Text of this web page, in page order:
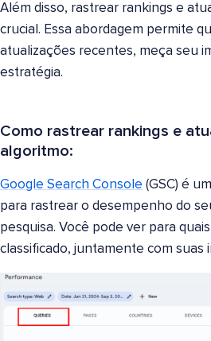
Além disso, rastrear rankings e
crucial. Essa abordagem permite
atualizações recentes, meça seu
estratégia.
Como rastrear rankings e
algoritmo:
Google Search Console (GSC) é
para rastrear o desempenho do
pesquisa. Você pode ver para
classificado, juntamente com suas